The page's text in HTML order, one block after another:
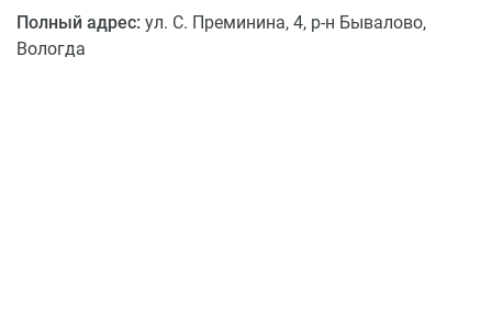
супермаркеты «Мармелад», «Вега», «Макси» и др,
Полный адрес: ул. С. Преминина, 4, р-н Бывалово,
Вологда